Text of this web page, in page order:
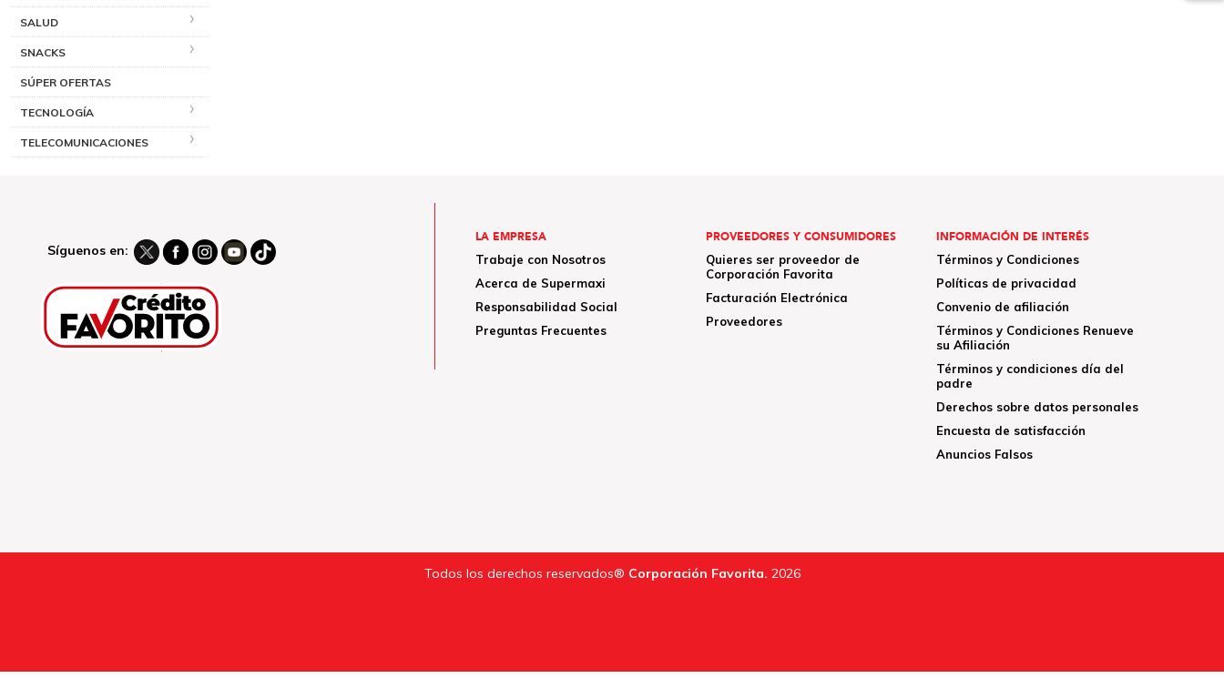
SALUD
SNACKS
SÚPER OFERTAS
TECNOLOGÍA
TELECOMUNICACIONES
Síguenos en:
LA EMPRESA
Trabaje con Nosotros
Acerca de Supermaxi
Responsabilidad Social
Preguntas Frecuentes
PROVEEDORES Y CONSUMIDORES
Quieres ser proveedor de
Corporación Favorita
Facturación Electrónica
Proveedores
INFORMACIÓN DE INTERÉS
Términos y Condiciones
Políticas de privacidad
Convenio de afiliación
Términos y Condiciones Renueve
su Afiliación
Términos y condiciones día del
padre
Derechos sobre datos personales
Encuesta de satisfacción
Anuncios Falsos
Todos los derechos reservados® Corporación Favorita. 2026